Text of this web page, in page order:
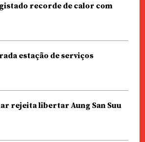
recorde de calor com
estação de serviços
rejeita libertar Aung San Suu